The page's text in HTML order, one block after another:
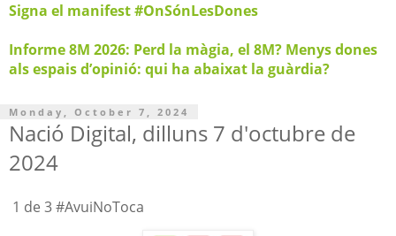
Signa el manifest #OnSónLesDones
Informe 8M 2026: Perd la màgia, el 8M? Menys dones
als espais d’opinió: qui ha abaixat la guàrdia?
Monday, October 7, 2024
Nació Digital, dilluns 7 d'octubre de
2024
1 de 3 #AvuiNoToca